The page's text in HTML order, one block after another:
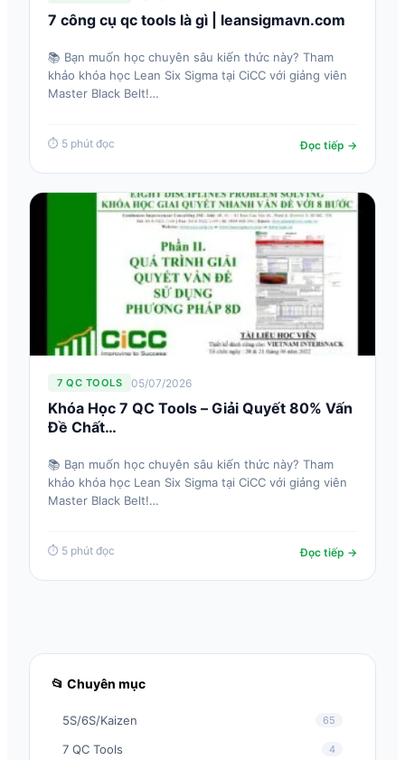
7 công cụ qc tools là gì | leansigmavn.com
📚 Bạn muốn học chuyên sâu kiến thức này? Tham
khảo khóa học Lean Six Sigma tại CiCC với giảng viên
Master Black Belt!…
⏱ 5 phút đọc Đọc tiếp →
7 QC TOOLS 05/07/2026
Khóa Học 7 QC Tools – Giải Quyết 80% Vấn
Đề Chất…
📚 Bạn muốn học chuyên sâu kiến thức này? Tham
khảo khóa học Lean Six Sigma tại CiCC với giảng viên
Master Black Belt!…
⏱ 5 phút đọc Đọc tiếp →
📂 Chuyên mục
5S/6S/Kaizen 65
7 QC Tools 4